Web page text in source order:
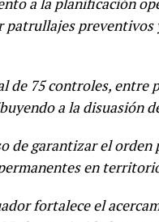
preventivos
75 controles, entre
a la disuasión
de garantizar el
en
fortalece el